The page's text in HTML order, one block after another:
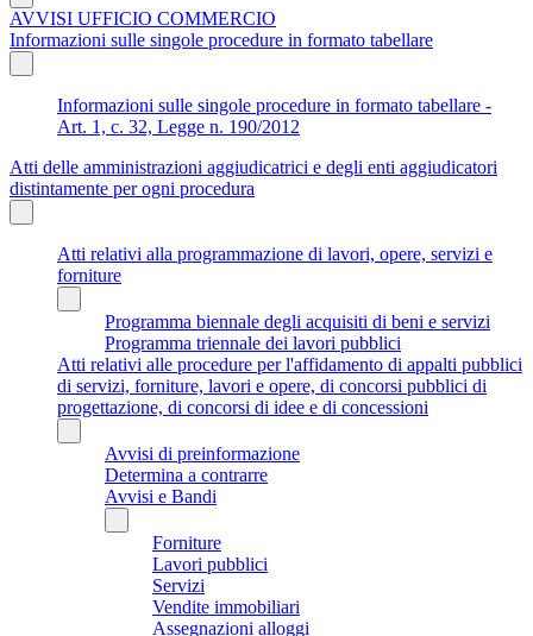
AVVISI UFFICIO COMMERCIO
Informazioni sulle singole procedure in formato tabellare
Informazioni sulle singole procedure in formato tabellare -
Art. 1, c. 32, Legge n. 190/2012
Atti delle amministrazioni aggiudicatrici e degli enti aggiudicatori
distintamente per ogni procedura
Atti relativi alla programmazione di lavori, opere, servizi e
forniture
Programma biennale degli acquisiti di beni e servizi
Programma triennale dei lavori pubblici
Atti relativi alle procedure per l'affidamento di appalti pubblici
di servizi, forniture, lavori e opere, di concorsi pubblici di
progettazione, di concorsi di idee e di concessioni
Avvisi di preinformazione
Determina a contrarre
Avvisi e Bandi
Forniture
Lavori pubblici
Servizi
Vendite immobiliari
Assegnazioni alloggi